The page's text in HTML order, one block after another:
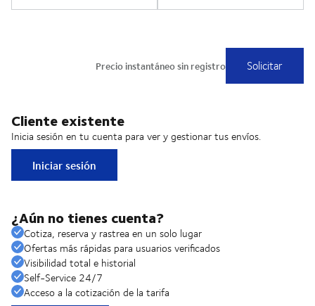
Cliente existente
Inicia sesión en tu cuenta para ver y gestionar tus envíos.
Iniciar sesión
¿Aún no tienes cuenta?
Cotiza, reserva y rastrea en un solo lugar
Ofertas más rápidas para usuarios verificados
Visibilidad total e historial
Self-Service 24/7
Acceso a la cotización de la tarifa